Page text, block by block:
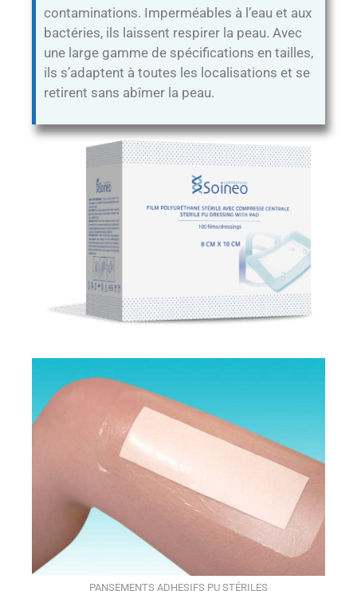
contaminations. Imperméables à l’eau et aux
bactéries, ils laissent respirer la peau. Avec
une large gamme de spécifications en tailles,
ils s’adaptent à toutes les localisations et se
retirent sans abîmer la peau.
PANSEMENTS ADHESIFS PU STÉRILES